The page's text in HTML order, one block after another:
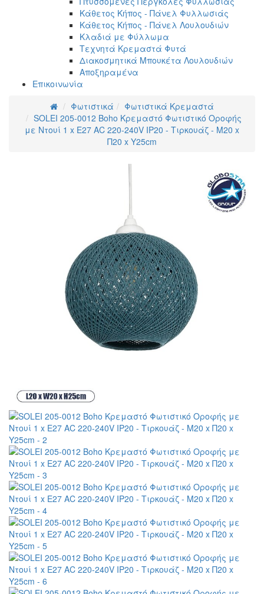
Κάθετος Κήπος - Πάνελ Φυλλωσιάς
Κάθετος Κήπος - Πάνελ Λουλουδιών
Κλαδιά με Φύλλωμα
Τεχνητά Κρεμαστά Φυτά
Διακοσμητικά Μπουκέτα Λουλουδιών
Αποξηραμένα
Επικοινωνία
Φωτιστικά
Φωτιστικά Κρεμαστά
SOLEI 205-0012 Boho Κρεμαστό Φωτιστικό Οροφής
με Ντουί 1 x E27 AC 220-240V IP20 - Τιρκουάζ - M20 x
Π20 x Υ25cm